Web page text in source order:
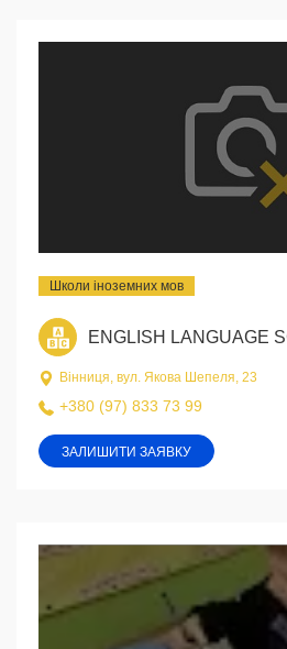
Школи іноземних мов
ENGLISH LANGUAGE
Вінниця, вул. Якова Шепеля, 23
+380 (97) 833 73 99
ЗАЛИШИТИ ЗАЯВКУ